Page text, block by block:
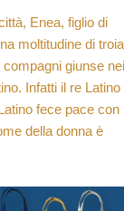
Enea, figlio di
moltitudine di
giunse
Infatti il re Latino
fece pace con
della donna è